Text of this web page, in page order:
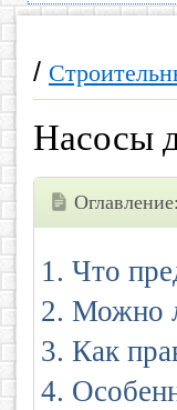
/
Насосы
Оглавление:
Что
Можно
Как